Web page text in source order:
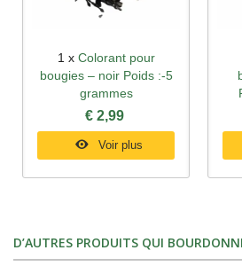
1 x Colorant pour
bougies – noir Poids :-5
grammes
€ 2,99
Voir plus
D’AUTRES PRODUITS QUI